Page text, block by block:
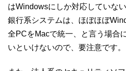
はWindowsにしか対応していな
銀行系システムは、ほぼほぼ
全PCをMacで統一、と言う場合
いといけないので、要注意です。